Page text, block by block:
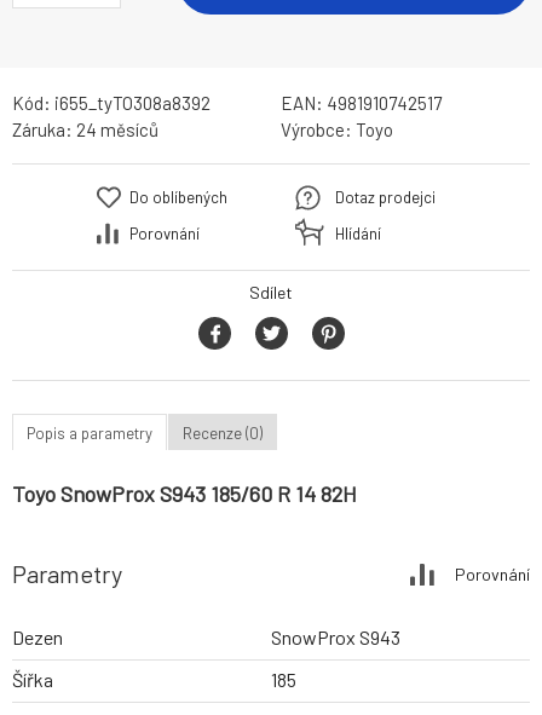
Kód: i655_tyTO308a8392 EAN: 4981910742517
Záruka: 24 měsíců Výrobce: Toyo
Do oblíbených
Porovnání
Dotaz prodejci
Hlídání
Sdílet
Popis a parametry Recenze (0)
Toyo SnowProx S943 185/60 R 14 82H
Parametry Porovnání
Dezen
SnowProx S943
Šířka
185